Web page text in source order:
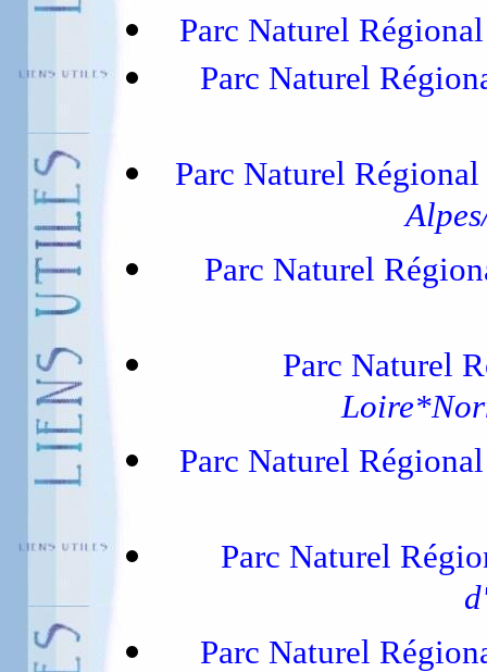
Parc Naturel
Parc Naturel
Parc Naturel
Parc Naturel
Parc Naturel
Parc Naturel
Parc Naturel
Parc Naturel